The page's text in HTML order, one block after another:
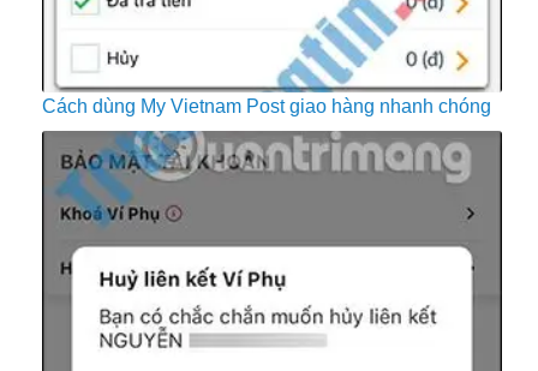
Cách dùng My Vietnam Post giao hàng nhanh chóng